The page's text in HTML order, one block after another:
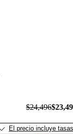
$24,496
El precio incluye tasas